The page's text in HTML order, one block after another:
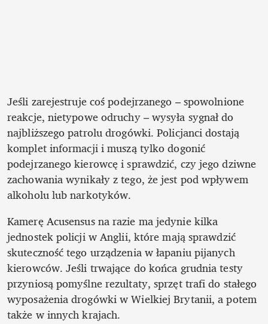
Jeśli zarejestruje coś podejrzanego ­– spowolnione
reakcje, nietypowe odruchy – wysyła sygnał do
najbliższego patrolu drogówki. Policjanci dostają
komplet informacji i muszą tylko dogonić
podejrzanego kierowcę i sprawdzić, czy jego dziwne
zachowania wynikały z tego, że jest pod wpływem
alkoholu lub narkotyków.
Kamerę Acusensus na razie ma jedynie kilka
jednostek policji w Anglii, które mają sprawdzić
skuteczność tego urządzenia w łapaniu pijanych
kierowców. Jeśli trwające do końca grudnia testy
przyniosą pomyślne rezultaty, sprzęt trafi do stałego
wyposażenia drogówki w Wielkiej Brytanii, a potem
także w innych krajach.